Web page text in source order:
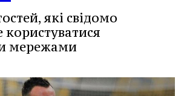
які свідомо
мережами